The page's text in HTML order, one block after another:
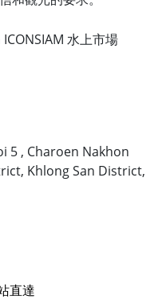
5 , Charoen Nakhon
Khlong San District,
直達